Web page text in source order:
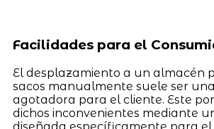
Facilidades para el
El desplazamiento a un almacén
sacos manualmente suele ser
agotadora para el cliente. Este
dichos inconvenientes mediante
diseñada específicamente para el